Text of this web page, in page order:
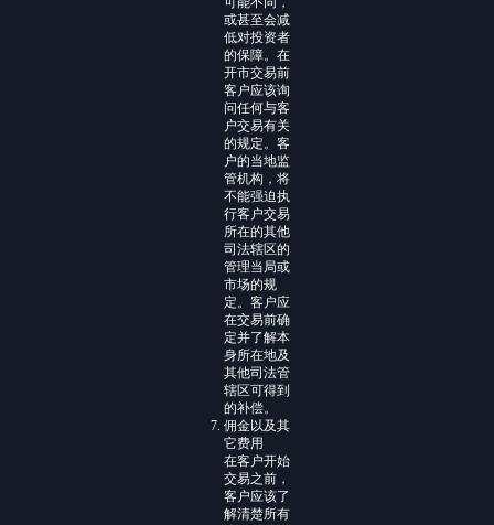
或甚至会减
低对投资者
的保障。在
开市交易前
客户应该询
问任何与客
户交易有关
的规定。客
户的当地监
管机构，将
不能强迫执
行客户交易
所在的其他
司法辖区的
管理当局或
市场的规
定。客户应
在交易前确
定并了解本
身所在地及
其他司法管
辖区可得到
的补偿。
佣金以及其
它费用
在客户开始
交易之前，
客户应该了
解清楚所有